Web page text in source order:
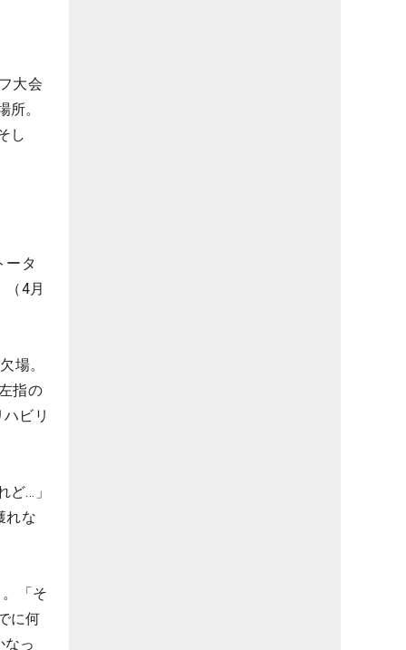
大会
。
し
ータ
4月
場。
指の
ビリ
ど…」
れな
「そ
に何
っ